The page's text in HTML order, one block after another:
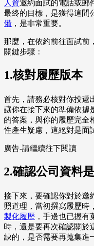
人資邀約面試的電話或郵
最終的目標，是獲得這間
備 ，是非常重要。
那麼，在依約前往面試前
關鍵步驟：
1.核對履歷版本
首先，請務必核對你投遞
讓你在接下來的準備依據
的答案，與你的履歷完全
性產生疑慮，這絕對是面
廣告-請繼續往下閱讀
2.確認公司資料
接下來，要確認你對於邀
照道理，當初撰寫履歷時
製化履歷 ，手邊也已握
時，還是要再次確認關於
缺的，是否需要再蒐集進